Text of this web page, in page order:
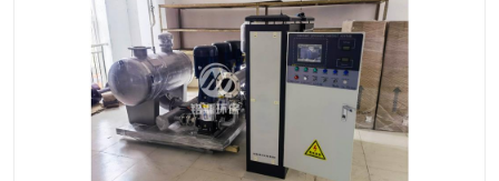
不锈钢浮筒阀 真空冲洗装置
雨水收集回用装置 门式冲洗装置
智能一体化灌溉泵房 一体化污水处理泵房